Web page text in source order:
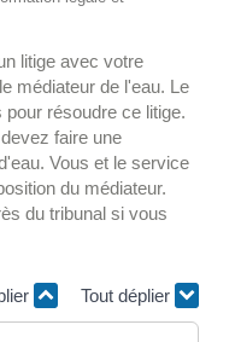
litige avec votre
médiateur de l'eau. Le
résoudre ce litige.
faire une
Vous et le service
du médiateur.
du tribunal si vous
Tout déplier